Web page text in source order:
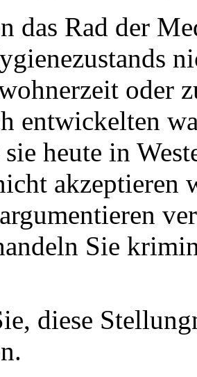
das Rad der
oder
entwickelten
sie heute in
akzeptieren
Sie
diese